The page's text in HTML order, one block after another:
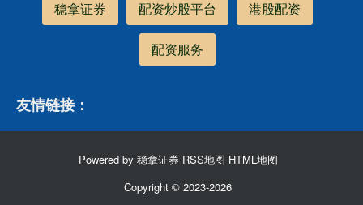
稳拿证券 配资炒股平台 港股配资
配资服务
友情链接：
Powered by 稳拿证券 RSS地图 HTML地图
Copyright © 2023-2026